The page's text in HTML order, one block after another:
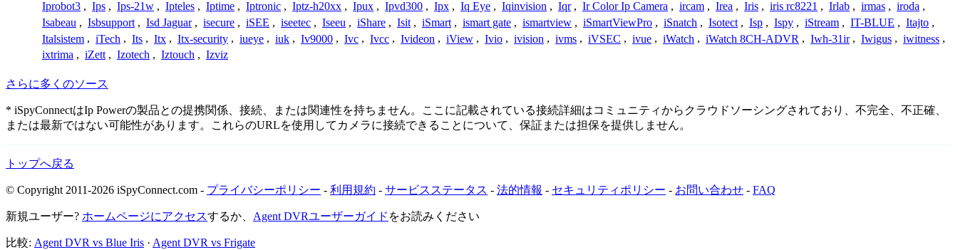
Iprobot3 , Ips , Ips-21w , Ipteles , Iptime , Iptronic , Iptz-h20xx , Ipux , Ipvd300 , Ipx , Iq Eye , Iqinvision , Iqr , Ir Color Ip Camera , ircam , Irea , Iris , iris rc8221 , Irlab , irmas , iroda ,
Isabeau , Isbsupport , Isd Jaguar , isecure , iSEE , iseetec , Iseeu , iShare , Isit , iSmart , ismart gate , ismartview , iSmartViewPro , iSnatch , Isotect , Isp , Ispy , iStream , IT-BLUE , Itajto ,
Italsistem , iTech , Its , Itx , Itx-security , iueye , iuk , Iv9000 , Ivc , Ivcc , Ivideon , iView , Ivio , ivision , ivms , iVSEC , ivue , iWatch , iWatch 8CH-ADVR , Iwh-31ir , Iwigus , iwitness ,
ixtrima , iZett , Izotech , Iztouch , Izviz
さらに多くのソース
* iSpyConnectはIp Powerの製品との提携関係、接続、または関連性を持ちません。ここに記載されている接続詳細はコミュニティからクラウドソーシングされており、不完全、不正確、
または最新ではない可能性があります。これらのURLを使用してカメラに接続できることについて、保証または担保を提供しません。
トップへ戻る
© Copyright 2011-2026 iSpyConnect.com - プライバシーポリシー - 利用規約 - サービスステータス - 法的情報 - セキュリティポリシー - お問い合わせ - FAQ
新規ユーザー? ホームページにアクセスするか、 Agent DVRユーザーガイド をお読みください
比較: Agent DVR vs Blue Iris · Agent DVR vs Frigate